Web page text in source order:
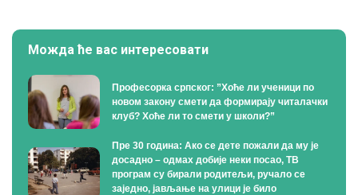
Можда ће вас интересовати
Професорка српског: ”Хоће ли ученици по
новом закону смети да формирају читалачки
клуб? Хоће ли то смети у школи?”
Пре 30 година: Ако се дете пожали да му је
досадно – одмах добије неки посао, ТВ
програм су бирали родитељи, ручало се
заједно, јављање на улици је било